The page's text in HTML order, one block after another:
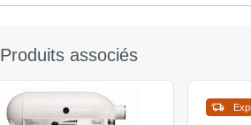
Produits associés